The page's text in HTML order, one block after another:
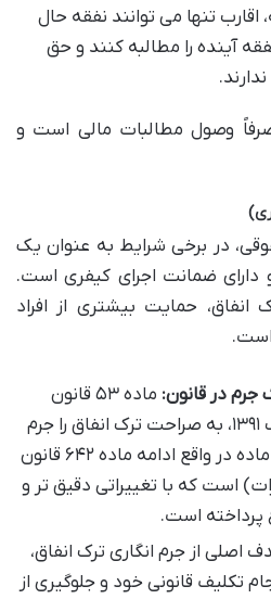
اقارب تنها می توانند نفقه حال
آینده را مطالبه کنند و حق
وصول مطالبات مالی است و
در برخی شرایط به عنوان یک
ضمانت اجرای کیفری است.
انفاق، حمایت بیشتری از افراد
است.
جرم در قانون:
ماده ۵۳ قانون
حمایت خانواده مصوب ۱۳۹۱، به صراحت ترک انفاق را جرم
انگاری کرده است. این ماده در واقع ادامه ماده ۶۴۲ قانون
است که با تغییراتی دقیق تر و
پرداخته است.
اصلی از جرم انگاری ترک انفاق،
تکلیف قانونی خود و جلوگیری از